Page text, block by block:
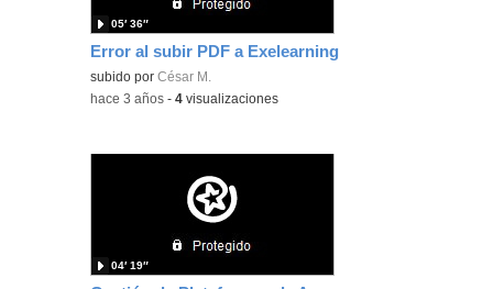
Error al subir PDF a Exelearning
subido porCésar M.
05′ 36″
-hace 3 años -4 visualizaciones
04′ 19″